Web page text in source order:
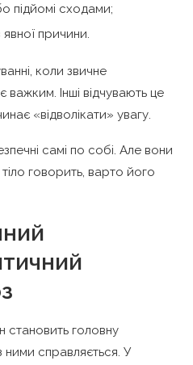
підйомі сходами;
явної причини.
коли звичне
Інші відчувають це
«відволікати» увагу.
самі по собі. Але вони
говорить, варто його
становить головну
справляється. У